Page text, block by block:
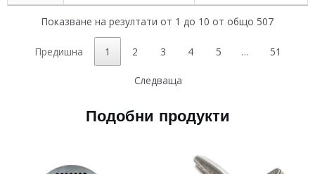
Показване на резултати от 1 до 10 от общо 507
Предишна 1 2 3 4 5 … 51
Следваща
Подобни продукти